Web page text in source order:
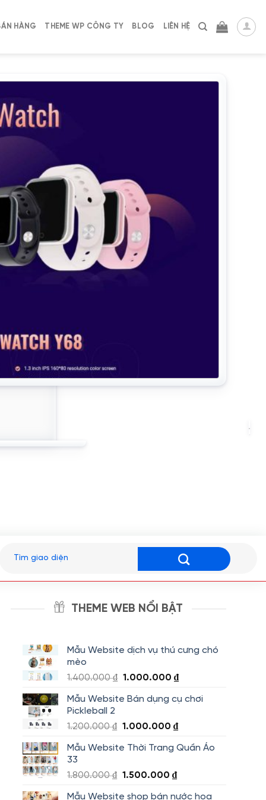
HÀNG THEME WP CÔNG TY BLOG LIÊN HỆ
kiếm:
THEME WEB NỔI BẬT
Mẫu Website dịch vụ thú cưng chó
mèo
1.400.000₫ Giá
là:
1.000.000₫Giá
tại
1.000.000 ₫.
Mẫu Website Bán dụng cụ chơi
Pickleball 2
1.200.000₫ Giá
là:
1.000.000₫Giá
tại
Mẫu Website Thời Trang Quần Áo
33
1.800.000₫ Giá
1.500.000₫Giá
Mẫu Website shop bán nước hoa